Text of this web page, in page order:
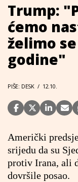
Trump:
ćemo
želimo
godine"
PIŠE: DESK / 12.10.
Američki
srijedu da su
protiv Irana, ali
dovršile posao.